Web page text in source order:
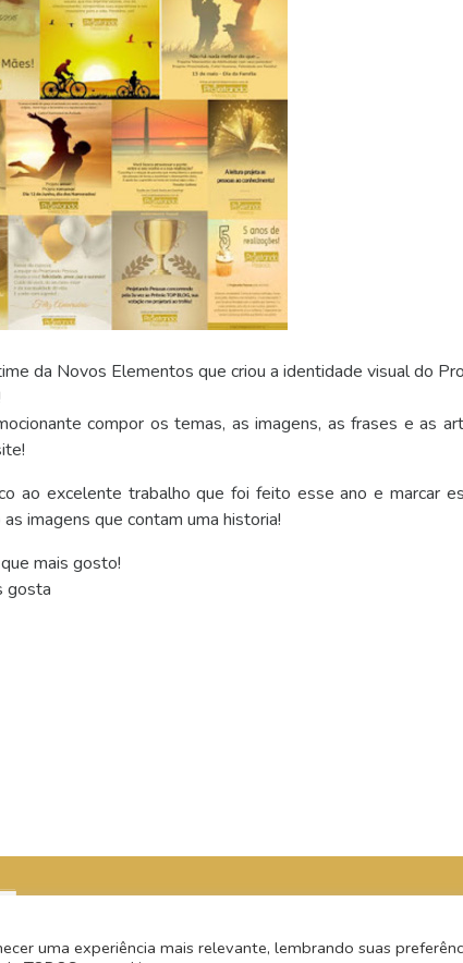
da Novos Elementos que criou a identidade visual do
compor os temas, as imagens, as frases e as
ao excelente trabalho que foi feito esse ano e marcar
imagens que contam uma historia!
mais gosto!
gosta
uma experiência mais relevante, lembrando suas